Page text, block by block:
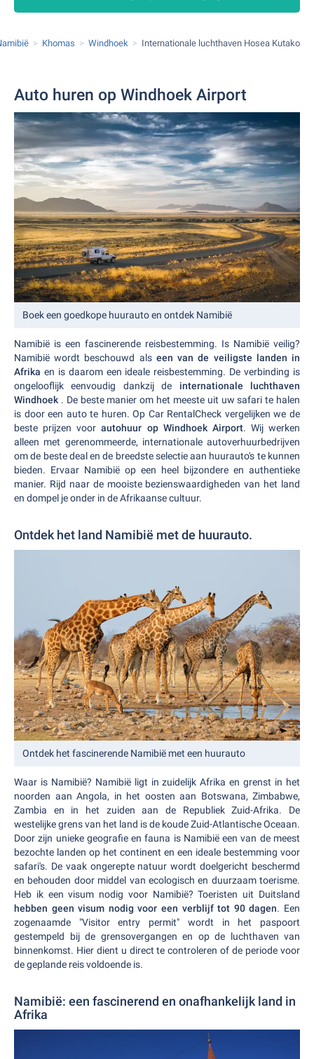
Khomas Windhoek Internationale luchthaven Hosea Kutako
Auto huren op Windhoek Airport
Boek een goedkope huurauto en ontdek Namibië
Namibië is een fascinerende reisbestemming. Is Namibië veilig?
Namibië wordt beschouwd als een van de veiligste landen in
Afrika en is daarom een ideale reisbestemming. De verbinding is
ongelooflijk eenvoudig dankzij de internationale luchthaven
Windhoek . De beste manier om het meeste uit uw safari te halen
is door een auto te huren. Op Car RentalCheck vergelijken we de
beste prijzen voorautohuur op Windhoek Airport. Wij werken
alleen met gerenommeerde, internationale autoverhuurbedrijven
om de beste deal en de breedste selectie aan huurauto's te kunnen
bieden. Ervaar Namibië op een heel bijzondere en authentieke
manier. Rijd naar de mooiste bezienswaardigheden van het land
en dompel je onder in de Afrikaanse cultuur.
Ontdek het land Namibië met de huurauto.
Ontdek het fascinerende Namibië met een huurauto
Waar is Namibië? Namibië ligt in zuidelijk Afrika en grenst in het
noorden aan Angola, in het oosten aan Botswana, Zimbabwe,
Zambia en in het zuiden aan de Republiek Zuid-Afrika. De
westelijke grens van het land is de koude Zuid-Atlantische Oceaan.
Door zijn unieke geografie en fauna is Namibië een van de meest
bezochte landen op het continent en een ideale bestemming voor
safari's. De vaak ongerepte natuur wordt doelgericht beschermd
en behouden door middel van ecologisch en duurzaam toerisme.
Heb ik een visum nodig voor Namibië? Toeristen uit Duitsland
hebben geen visum nodig voor een verblijf tot 90 dagen. Een
zogenaamde "Visitor entry permit" wordt in het paspoort
gestempeld bij de grensovergangen en op de luchthaven van
binnenkomst. Hier dient u direct te controleren of de periode voor
de geplande reis voldoende is.
Namibië: een fascinerend en onafhankelijk land in
Afrika